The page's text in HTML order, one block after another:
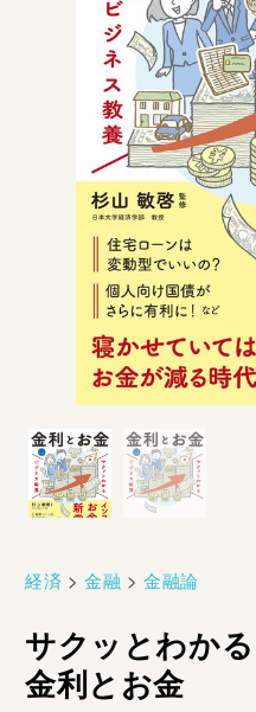
経済 >金融 >金融論
サクッとわか
金利とお金